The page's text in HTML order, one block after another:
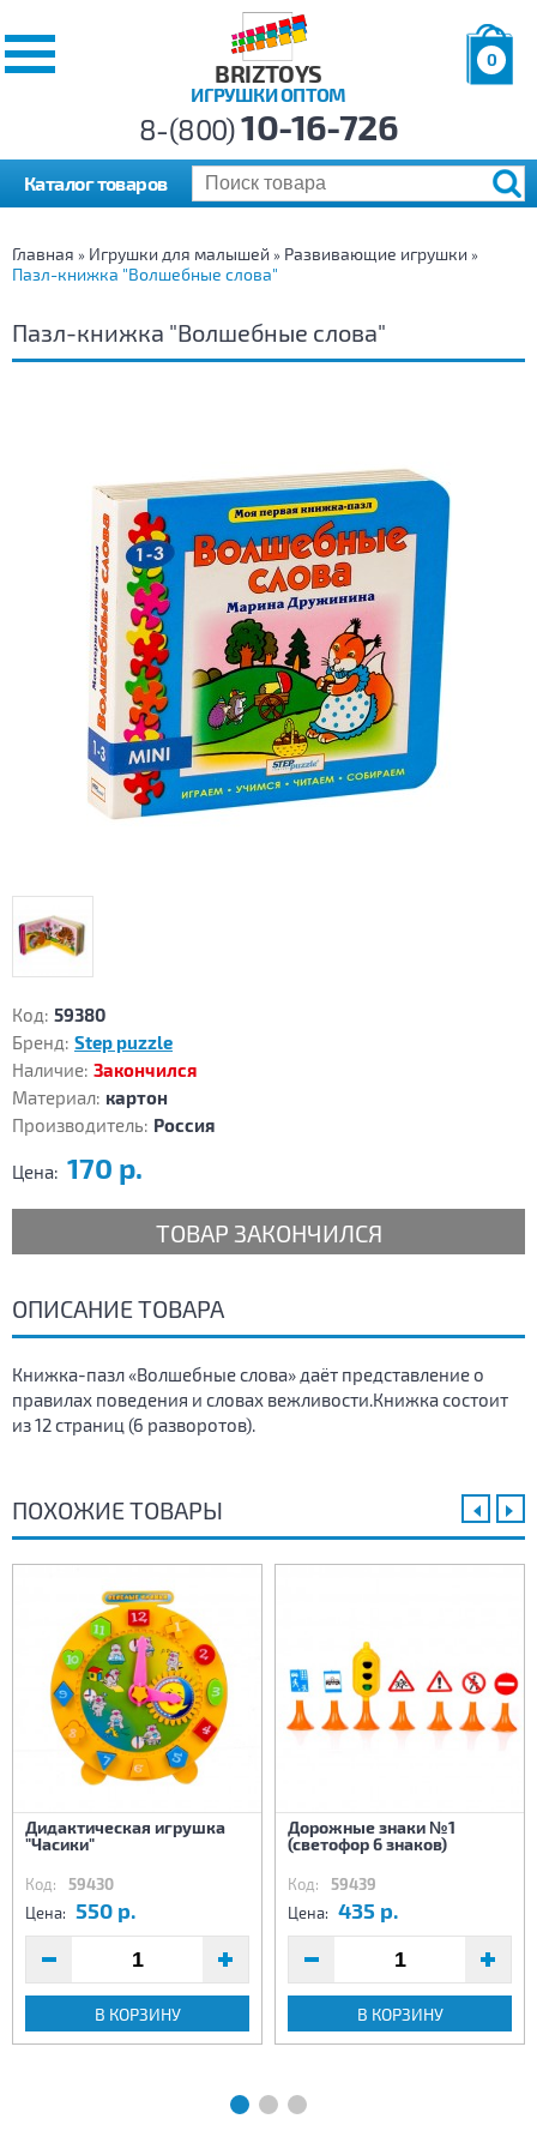
BRIZTOYS
ИГРУШКИ ОПТОМ
0
р.
8-(800)10-16-726
Каталог товаров
Главная » Игрушки для малышей » Развивающие игрушки »
Пазл-книжка "Волшебные слова"
Пазл-книжка "Волшебные слова"
Код: 59380
Бренд: Step puzzle
Наличие: Закончился
Материал: картон
Производитель: Россия
Цена: 170 р.
ТОВАР ЗАКОНЧИЛСЯ
ОПИСАНИЕ ТОВАРА
Книжка-пазл «Волшебные слова» даёт представление о
правилах поведения и словах вежливости.Книжка состоит
из 12 страниц (6 разворотов).
ПОХОЖИЕ ТОВАРЫ
Дидактическая игрушка
"Часики"
Код: 59430
Цена: 550 р.
В КОРЗИНУ
Дорожные знаки №1
(светофор 6 знаков)
Код: 59439
Цена: 435 р.
В КОРЗИНУ